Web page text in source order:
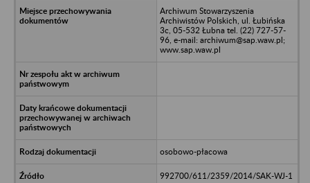
Archiwum Stowarzyszenia
Archiwistów Polskich, ul. Łubińska
3c, 05-532 Łubna tel. (22) 727-57-
96, e-mail: archiwum@sap.waw.pl;
www.sap.waw.pl
osobowo-płacowa
992700/611/2359/2014/SAK-WJ-1